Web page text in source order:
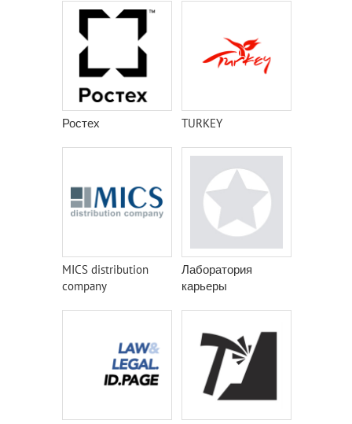
Ростех TURKEY
MICS distribution
company
Лаборатория
карьеры